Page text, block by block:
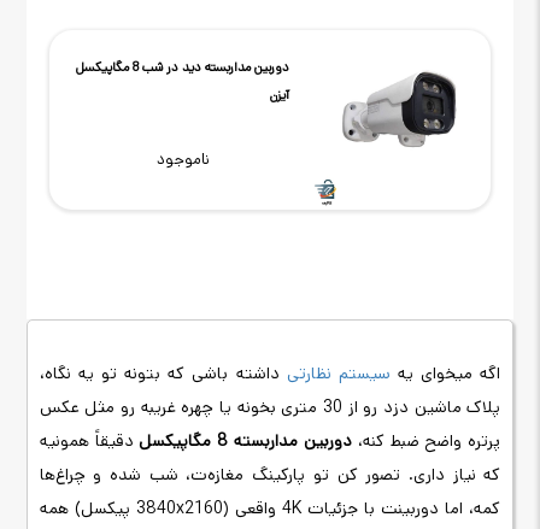
دوربین مداربسته دید در شب 8 مگاپیکسل
آیزن
ناموجود
اگه میخوای یه سیستم نظارتی داشته باشی که بتونه تو یه نگاه،
پلاک ماشین دزد رو از 30 متری بخونه یا چهره غریبه رو مثل عکس
پرتره واضح ضبط کنه،دوربین مداربسته 8 مگاپیکسل
دقیقاً همونیه
که نیاز داری. تصور کن تو پارکینگ مغازه‌ت، شب شده و چراغ‌ها
کمه، اما دوربینت با جزئیات 4K واقعی (3840x2160 پیکسل) همه